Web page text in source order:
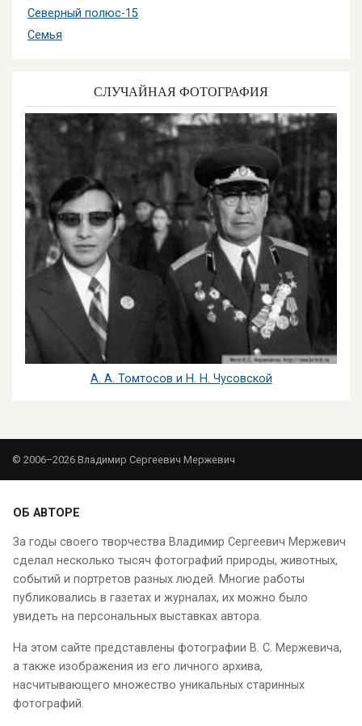
Северный полюс-15
Семья
СЛУЧАЙНАЯ ФОТОГРАФИЯ
А. А. Томтосов и Н. Н. Чусовской
© 2006–2026 Владимир Сергеевич Мержевич
ОБ АВТОРЕ
За годы своего творчества Владимир Сергеевич Мержевич
сделал несколько тысяч фотографий природы, животных,
событий и портретов разных людей. Многие работы
публиковались в газетах и журналах, их можно было
увидеть на персональных выставках автора.
На этом сайте представлены фотографии В. С. Мержевича,
а также изображения из его личного архива,
насчитывающего множество уникальных старинных
фотографий.